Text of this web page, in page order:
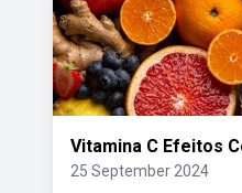
Vitamina C Efeitos
25 September 2024